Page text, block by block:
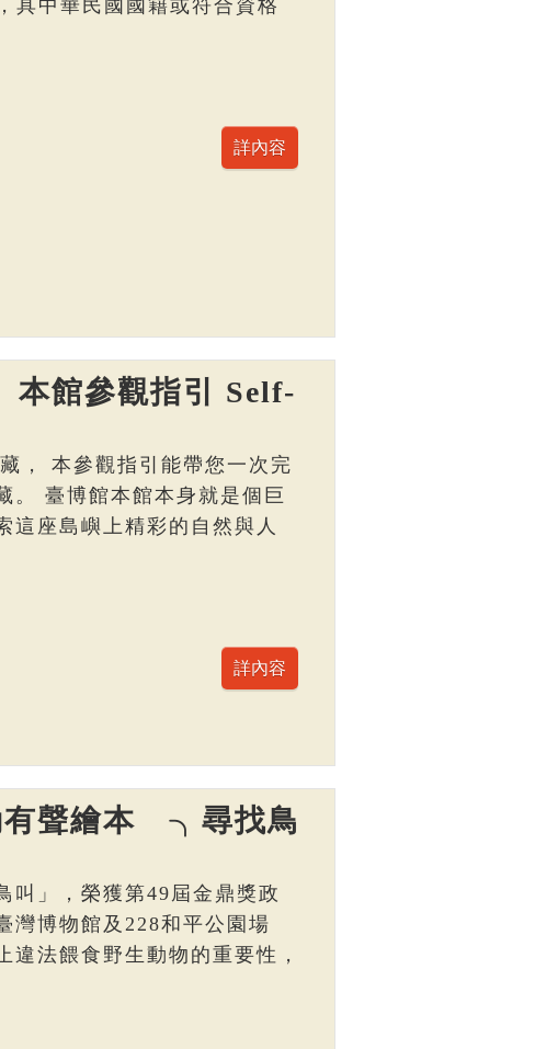
具中華民國國籍或符合資格
本館參觀指引 Self-
， 本參觀指引能帶您一次完
。 臺博館本館本身就是個巨
這座島嶼上精彩的自然與人
有聲繪本 ╮尋找鳥
叫」，榮獲第49屆金鼎獎政
灣博物館及228和平公園場
法餵食野生動物的重要性，